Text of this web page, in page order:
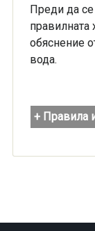
Преди да
правилната
обяснение
вода.
+ Правила